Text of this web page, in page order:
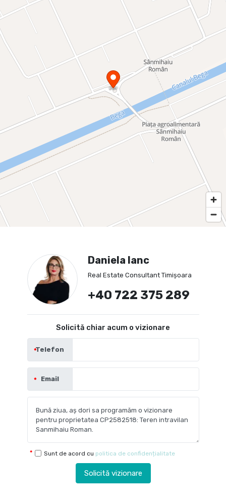
Daniela Ianc
Real Estate Consultant Timișoara
+40 722 375 289
Solicită chiar acum o vizionare
Telefon
Email
Sunt de acord cu politica de confidențialitate
Solicită vizionare